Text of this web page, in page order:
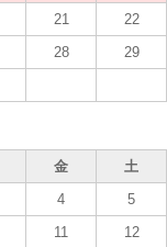
21
22
28
29
金
土
4
5
11
12